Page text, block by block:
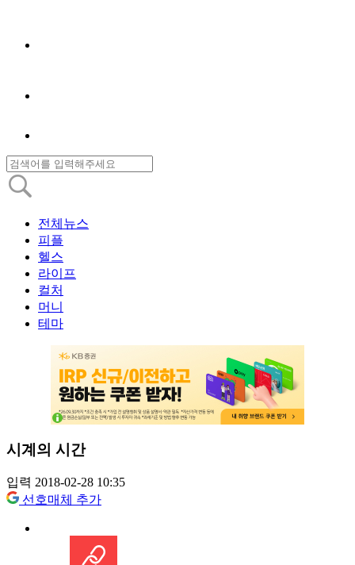
전체뉴스
피플
헬스
라이프
컬처
머니
테마
시계의 시간
입력 2018-02-28 10:35
선호매체 추가